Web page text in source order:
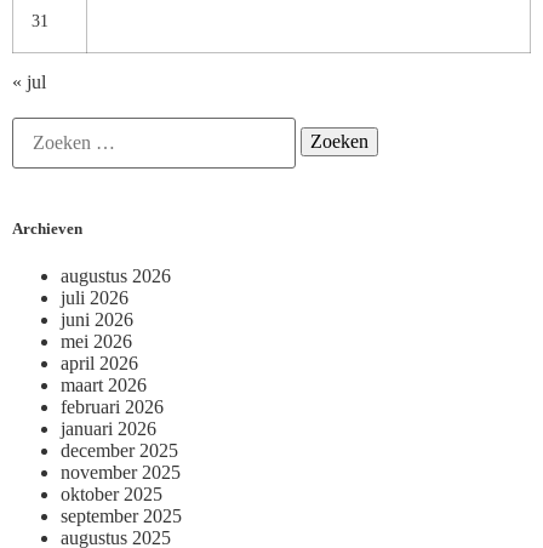
31
« jul
Archieven
augustus 2026
juli 2026
juni 2026
mei 2026
april 2026
maart 2026
februari 2026
januari 2026
december 2025
november 2025
oktober 2025
september 2025
augustus 2025